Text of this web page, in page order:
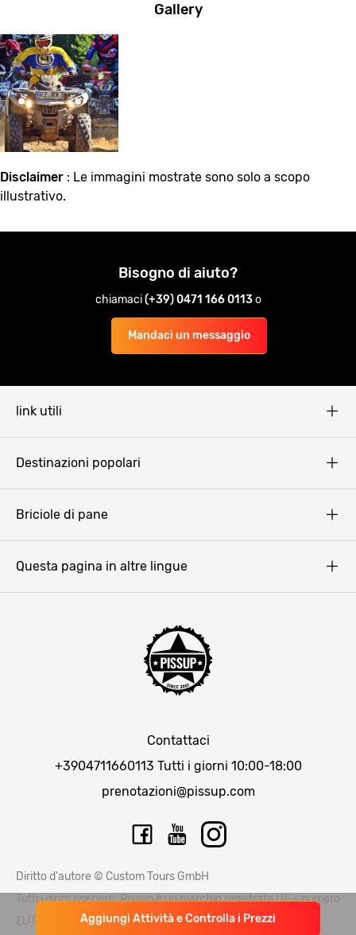
Aggiungi Attività e Controlla i Prezzi
Gallery
Disclaimer : Le immagini mostrate sono solo a scopo
illustrativo.
Bisogno di aiuto?
chiamaci(+39) 0471 166 0113o
Mandaci un messaggio
link utili
Destinazioni popolari
Bucarest
Briciole di pane
Contattaci
+3904711660113 Tutti i giorni 10:00-18:00
prenotazioni@pissup.com
Questa pagina in altre lingue
Diritto d'autore © Custom Tours GmbH
Tutti i diritti riservati. Pissup è un marchio registrato UE – numero
EUTM015397706 e EUTM 015397714